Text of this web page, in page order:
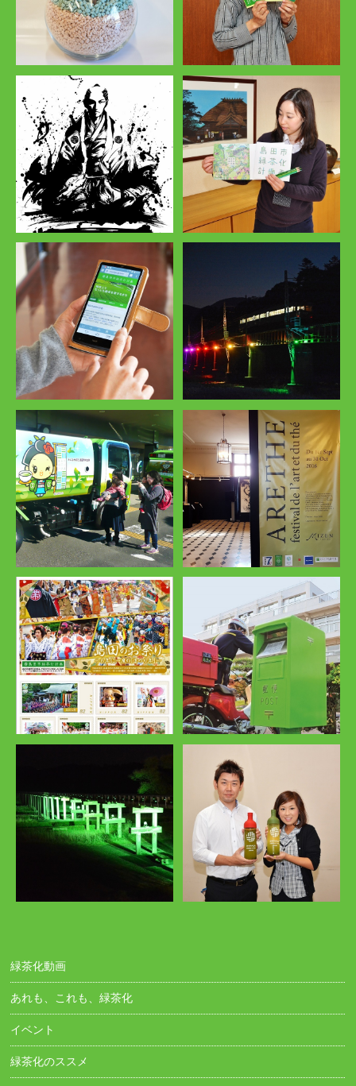
緑茶化動画
あれも、これも、緑茶化
イベント
緑茶化のススメ